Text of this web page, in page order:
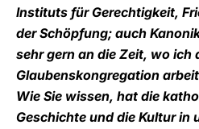
Instituts für Gerechtigkeit,
der Schöpfung; auch
sehr gern an die Zeit, wo ich
Glaubenskongregation
Wie Sie wissen, hat die
Geschichte und die Kultur in